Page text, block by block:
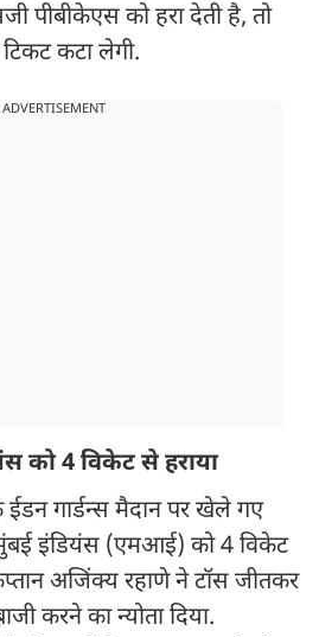
पीबीकेएस को हरा देती है, तो
कटा लेगी.
ADVERTISEMENT
को 4 विकेट से हराया
गार्डन्स मैदान पर खेले गए
इंडियंस (एमआई) को 4 विकेट
अजिंक्य रहाणे ने टॉस जीतकर
करने का न्योता दिया.